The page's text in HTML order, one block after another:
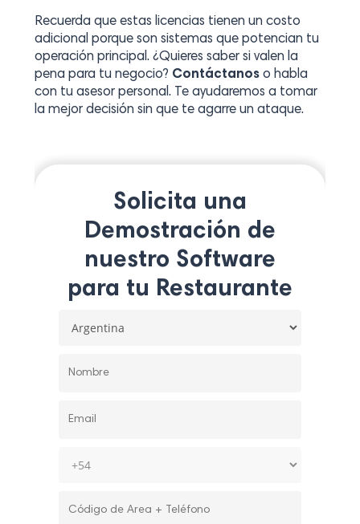
Recuerda que estas licencias tienen un costo
adicional porque son sistemas que potencian tu
operación principal. ¿Quieres saber si valen la
pena para tu negocio? Contáctanoso habla
con tu asesor personal. Te ayudaremos a tomar
la mejor decisión sin que te agarre un ataque.
Solicita una
Demostración de
nuestro Software
para tu Restaurante